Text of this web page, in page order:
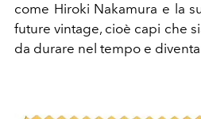
come Hiroki Nakamura e la
future vintage, cioè capi che
da durare nel tempo e